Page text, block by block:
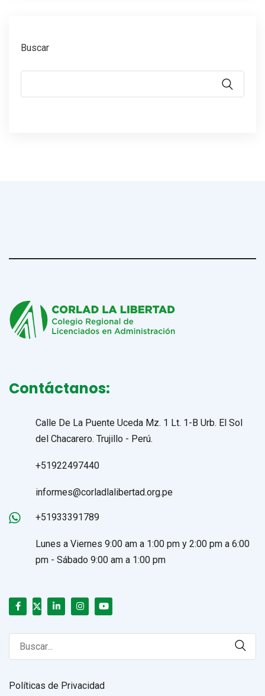
Buscar
Contáctanos:
Calle De La Puente Uceda Mz. 1 Lt. 1-B Urb. El Sol
del Chacarero. Trujillo - Perú.
+51922497440
informes@corladlalibertad.org.pe
+51933391789
Lunes a Viernes 9:00 am a 1:00 pm y 2:00 pm a 6:00
pm - Sábado 9:00 am a 1:00 pm
Search
for:
Políticas de Privacidad